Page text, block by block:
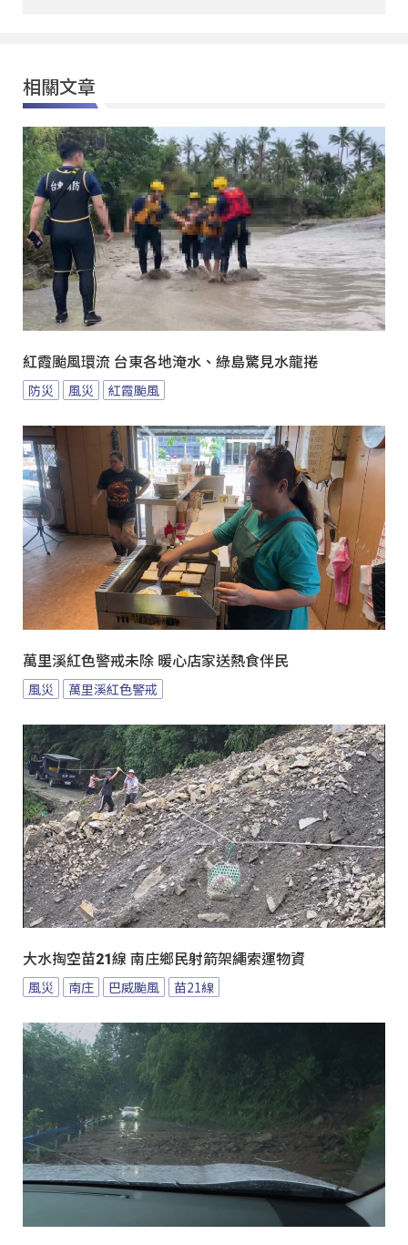
相關文章
紅霞颱風環流 台東各地淹水、綠島驚見水龍捲
防災 風災 紅霞颱風
萬里溪紅色警戒未除 暖心店家送熱食伴民
風災 萬里溪紅色警戒
大水掏空苗21線 南庄鄉民射箭架繩索運物資
風災 南庄 巴威颱風 苗21線